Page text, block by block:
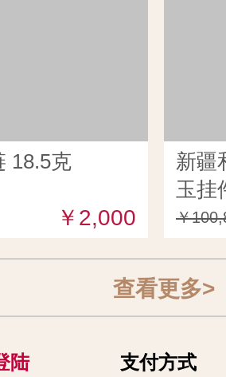
18.5克
￥2,000
新疆
玉挂
￥
查看更多>
陆
支付方式